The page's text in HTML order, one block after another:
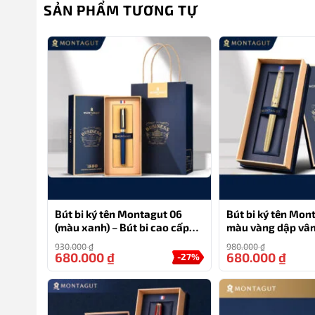
Set bút bi ký tên Montagut 066 chính hãng màu đen dập
Với sự kết hợp độc đáo của màu đen dập vân,bút ký
mà còn là biểu tượng của sự sang trọng và tinh tế.
SẢN PHẨM TƯƠNG TỰ
Bút bi ký tên Montagut 06
(màu xanh) – Bút bi cao cấp
làm quà tặng sếp
930.000₫
-27%
680.000₫
Bút bi ký tên
màu vàng dập
kèm hộp đựng và
980.000₫
680.000₫